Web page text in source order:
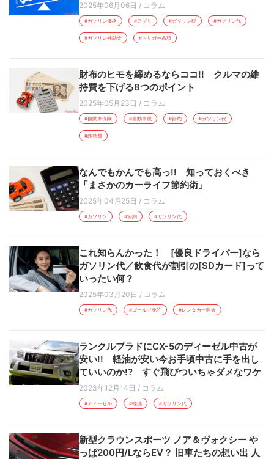
2025年06月06日 / コラム
#ガソリン価格 #アプリ #ガソリン税 #ガソリン代
#ガソリン補助金 #トリガー条項
財布のヒモを締めるならココ!! クルマの維
持費を下げる8つのポイント
2025年05月23日 / コラム
#自動車保険 #自動車税 #節約 #ガソリン代
#維持費
なんでもかんでも高っ!! 知っておくべき
「まさかのカーライフ節約術」
2025年04月25日 / コラム
#ガソリン #節約 #ガソリン代
これ知らんかった！ [優良ドライバー]なら
ガソリン代／飲食代が割引の[SDカード]って
いったい何？
2025年03月20日 / コラム
#ガソリン代 #ゴールド免許 #レンタカー料金
ランクルプラドにCX-5のディーゼル中古が
安い!! 軽油が安い今お手頃中古に手を出し
ていいのか!? すぐ飛びついちゃダメなワケ
2023年12月14日 / コラム
#ディーゼル #軽油 #ガソリン代
新型クラウンスポーツ ノア＆ヴォクシー や
っぱ200円/LならEV？ 旧車たちの想い出 人